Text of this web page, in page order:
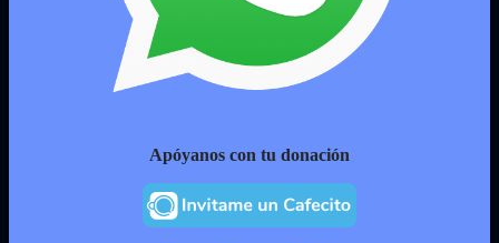
Apóyanos con tu donación